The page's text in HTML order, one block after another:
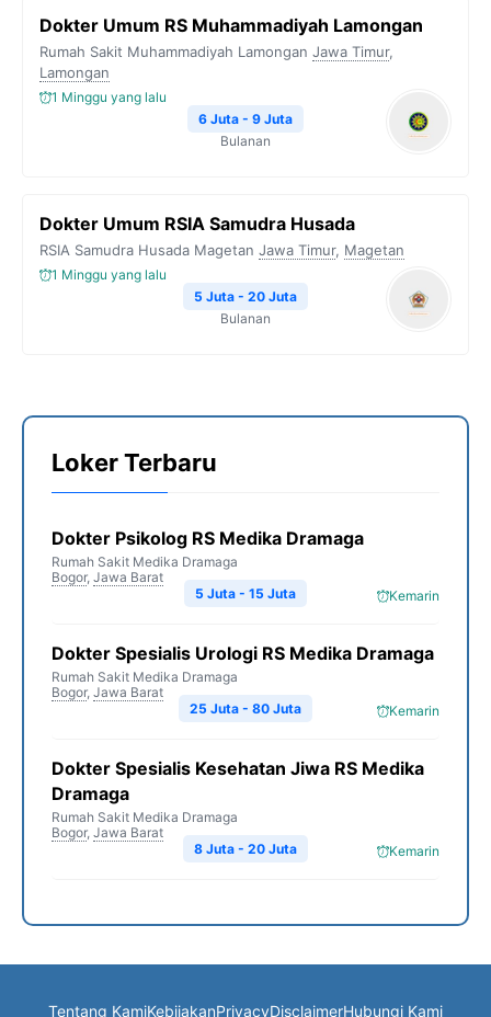
Dokter Umum RS Muhammadiyah Lamongan
Rumah Sakit Muhammadiyah Lamongan Jawa Timur,
Lamongan
1 Minggu yang lalu
6 Juta - 9 Juta
Bulanan
Dokter Umum RSIA Samudra Husada
RSIA Samudra Husada Magetan Jawa Timur, Magetan
1 Minggu yang lalu
5 Juta - 20 Juta
Bulanan
Loker Terbaru
Dokter Psikolog RS Medika Dramaga
Rumah Sakit Medika Dramaga
Bogor, Jawa Barat
Kemarin
5 Juta - 15 Juta
Dokter Spesialis Urologi RS Medika Dramaga
Rumah Sakit Medika Dramaga
Bogor, Jawa Barat
Kemarin
25 Juta - 80 Juta
Dokter Spesialis Kesehatan Jiwa RS Medika
Dramaga
Rumah Sakit Medika Dramaga
Bogor, Jawa Barat
Kemarin
8 Juta - 20 Juta
Tentang KamiKebijakanPrivacyDisclaimerHubungi Kami